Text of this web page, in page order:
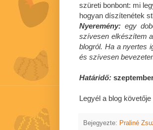
szüreti bonbont: mi
hogyan díszítenétek
Nyeremény: egy
szívesen elkészítem
blogról. Ha a nyertes
és szívesen
Határidő:
Legyél a blog
Bejegyezte: Praliné